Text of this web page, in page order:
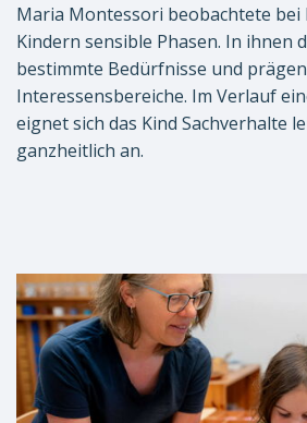
Maria Montessori beobachtete bei
Kindern sensible Phasen. In ihnen
bestimmte Bedürfnisse und
Interessensbereiche. Im Verlauf
eignet sich das Kind Sachverhalte
ganzheitlich an.